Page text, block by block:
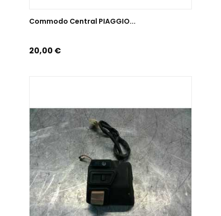
Commodo Central PIAGGIO...
Prix
20,00 €